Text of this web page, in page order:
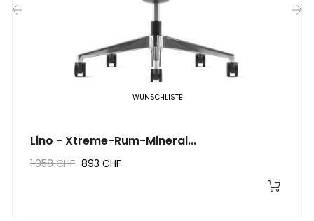
WUNSCHLISTE
Lino - Xtreme-Rum-Mineral...
1.058 CHF 893 CHF